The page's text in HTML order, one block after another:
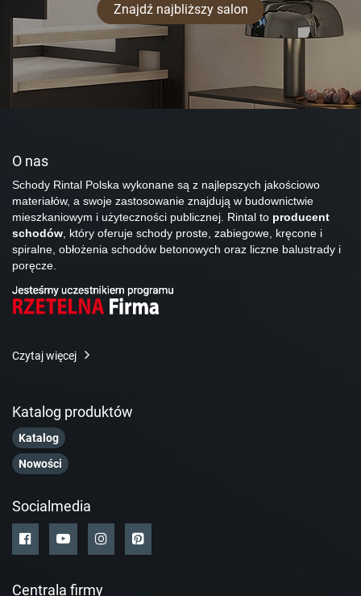
Znajdź najbliższy salon
O nas
Schody Rintal Polska wykonane są z najlepszych jakościowo
materiałów, a swoje zastosowanie znajdują w budownictwie
mieszkaniowym i użyteczności publicznej. Rintal to producent
schodów, który oferuje schody proste, zabiegowe, kręcone i
spiralne, obłożenia schodów betonowych oraz liczne balustrady i
poręcze.
Czytaj więcej
Katalog produktów
Katalog
Nowości
Socialmedia
Centrala firmy